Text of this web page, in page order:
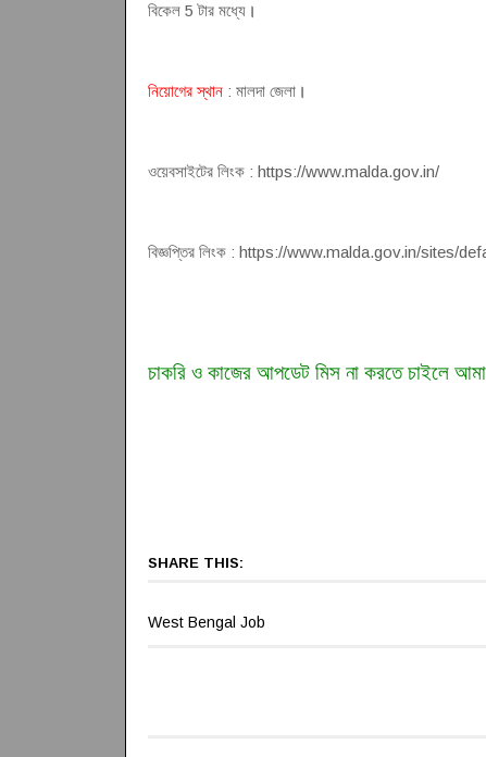
বিকেল 5 টার মধ্যে।
নিয়োগের স্থান: মালদা জেলা।
ওয়েবসাইটের লিংক : https://www.malda.gov.in/
বিজ্ঞপ্তির লিংক : https://www.malda.gov.in/sites/
চাকরি ও কাজের আপডেট মিস না করতে চাইলে
SHARE THIS:
West Bengal Job